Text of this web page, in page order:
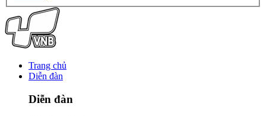
Trang chủ
Diễn đàn
Diễn đàn